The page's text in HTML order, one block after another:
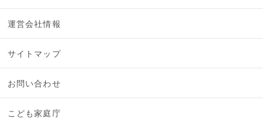
運営会社情報
サイトマップ
お問い合わせ
こども家庭庁